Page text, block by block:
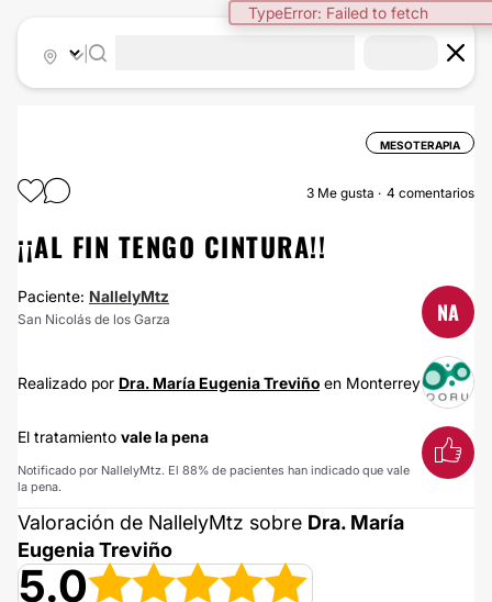
TypeError: Failed to fetch
MESOTERAPIA
3 Me gusta 4 comentarios
¡¡AL FIN TENGO CINTURA!!
Paciente: NallelyMtz
San Nicolás de los Garza NA
Realizado por Dra. María Eugenia Treviño en Monterrey
El tratamiento vale la pena
Notificado por NallelyMtz. El 88% de pacientes han indicado que vale
la pena.
Valoración de NallelyMtz sobre Dra. María
Eugenia Treviño
5.0